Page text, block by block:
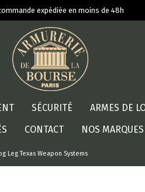
expédiée en moins de 48h
SÉCURITÉ ARMES DE
CONTACT NOS MARQUES
Leg Texas Weapon Systems